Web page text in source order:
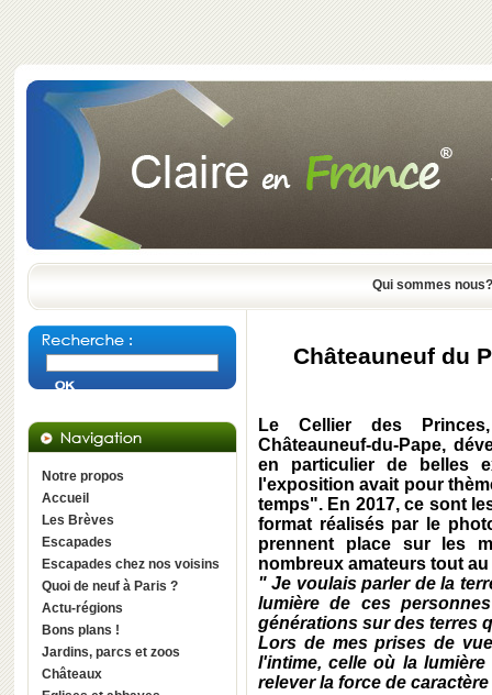
Qui sommes nous?
Notre propos
Accueil
Les Brèves
Escapades
Escapades chez nos voisins
Quoi de neuf à Paris ?
Actu-régions
Bons plans !
Jardins, parcs et zoos
Châteaux
Châteauneuf du
Le Cellier des
Châteauneuf-du-Pape,
en particulier de belles
l'exposition avait pour
temps". En 2017, ce sont
format réalisés par le
prennent place sur les
nombreux amateurs tout
" Je voulais parler de la
lumière de ces
générations sur des terres
Lors de mes prises de
l'intime, celle où la
relever la force de